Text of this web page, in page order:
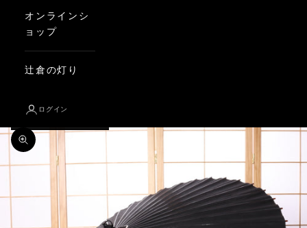
オンラインシ
ョップ
辻倉の灯り
ログイン
ズームイン